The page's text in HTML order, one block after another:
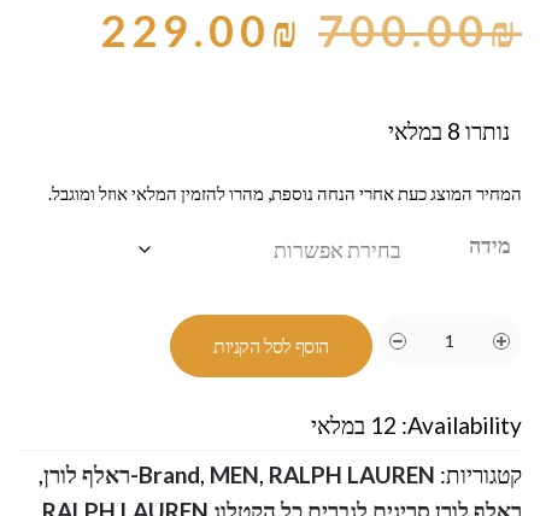
700.00₪
229.00₪
נותרו 8 במלאי
המחיר המוצג כעת אחרי הנחה נוספת, מהרו להזמין המלאי אוזל ומוגבל.
מידה
הוסף לסל הקניות
Availability: 12 במלאי
קטגוריות:
Brand, MEN, RALPH LAUREN-ראלף לורן
,